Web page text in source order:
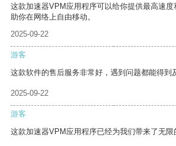
这款加速器VPM应用程序可以给你提供最高速
助你在网络上自由移动。
2025-09-22
游客
这款软件的售后服务非常好，遇到问题都能得到
2025-09-22
游客
这款加速器VPM应用程序已经为我们带来了无限